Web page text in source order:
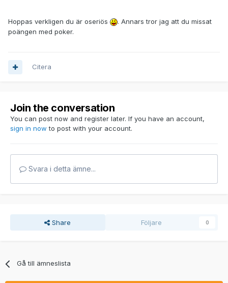
Hoppas verkligen du är oseriös
. Annars tror jag att du missat
poängen med poker.
Citera
Join the conversation
You can post now and register later. If you have an account,
sign in now to post with your account.
Svara i detta ämne...
Share Följare 0
Gå till ämneslista